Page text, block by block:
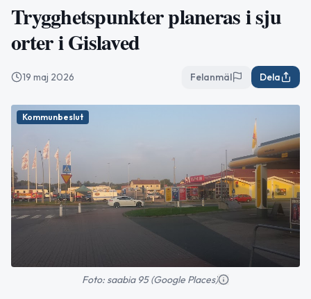
Trygghetspunkter planeras i sju
orter i Gislaved
19 maj 2026 Felanmäl Dela
Kommunbeslut
Foto: saabia 95 (Google Places)